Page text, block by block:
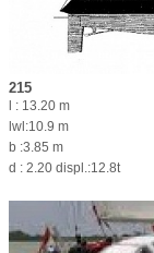
215
l : 13.20 m
lwl:10.9 m
b :3.85 m
d : 2.20 displ.:12.8t